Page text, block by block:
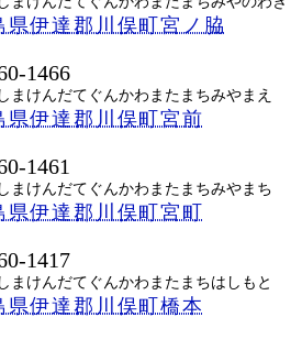
県伊達郡川俣町宮ノ脇
1466
まけんだてぐんかわまたまちみやまえ
県伊達郡川俣町宮前
1461
まけんだてぐんかわまたまちみやまち
県伊達郡川俣町宮町
1417
まけんだてぐんかわまたまちはしもと
県伊達郡川俣町橋本